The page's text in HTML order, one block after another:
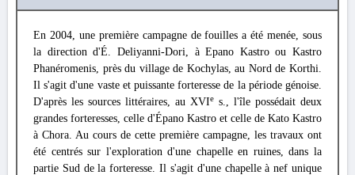
En 2004, une première campagne de fouilles a été menée, sous
la direction d'É. Deliyanni-Dori, à Epano Kastro ou Kastro
Phanéromenis, près du village de Kochylas, au Nord de Korthi.
Il s'agit d'une vaste et puissante forteresse de la période génoise.
D'après les sources littéraires, au XVIe s., l'île possédait deux
grandes forteresses, celle d'Épano Kastro et celle de Kato Kastro
à Chora. Au cours de cette première campagne, les travaux ont
été centrés sur l'exploration d'une chapelle en ruines, dans la
partie Sud de la forteresse. Il s'agit d'une chapelle à nef unique